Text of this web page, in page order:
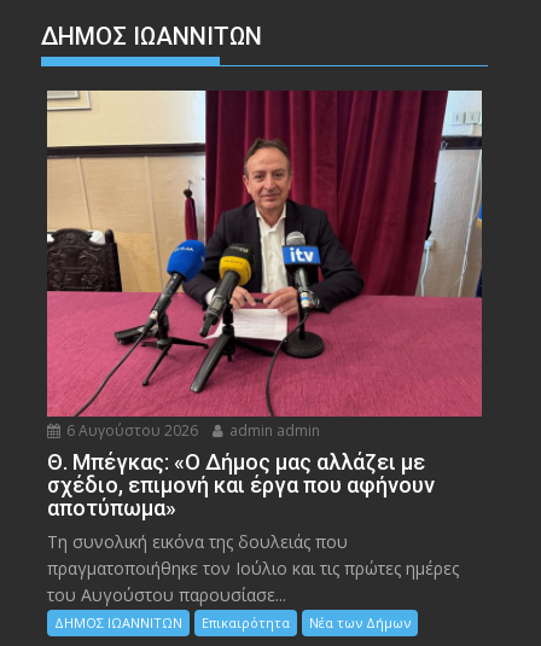
ΔΗΜΟΣ ΙΩΑΝΝΙΤΩΝ
6 Αυγούστου 2026 admin admin
Θ. Μπέγκας: «Ο Δήμος μας αλλάζει με
σχέδιο, επιμονή και έργα που αφήνουν
αποτύπωμα»
Τη συνολική εικόνα της δουλειάς που
πραγματοποιήθηκε τον Ιούλιο και τις πρώτες ημέρες
του Αυγούστου παρουσίασε...
ΔΗΜΟΣ ΙΩΑΝΝΙΤΩΝ Επικαιρότητα Νέα των Δήμων